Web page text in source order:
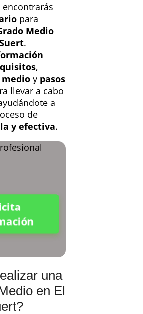
encontrarás
para
Medio
.
,
medio y pasos
llevar a cabo
a
de
y efectiva.
una
en El